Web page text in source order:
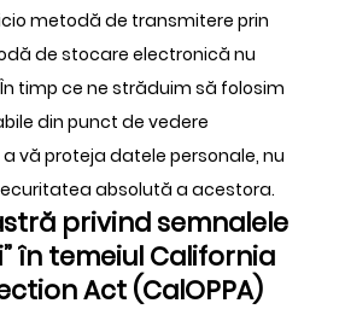
metodă de transmitere prin
de stocare electronică nu
În timp ce ne străduim să folosim
din punct de vedere
vă proteja datele personale, nu
absolută a acestora.
privind semnalele
în temeiul California
Act (CalOPPA)